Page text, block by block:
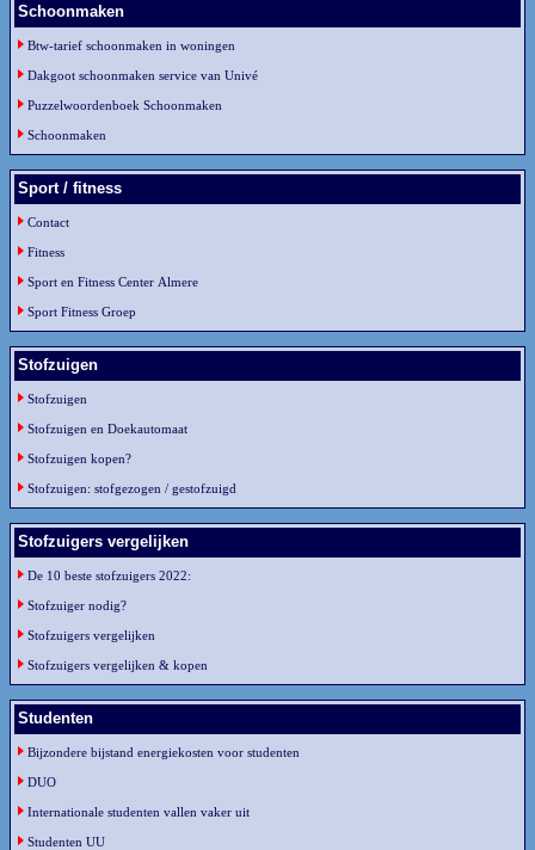
Schoonmaken
Btw-tarief schoonmaken in woningen
Dakgoot schoonmaken service van Univé
Puzzelwoordenboek Schoonmaken
Schoonmaken
Sport / fitness
Contact
Fitness
Sport en Fitness Center Almere
Sport Fitness Groep
Stofzuigen
Stofzuigen
Stofzuigen en Doekautomaat
Stofzuigen kopen?
Stofzuigen: stofgezogen / gestofzuigd
Stofzuigers vergelijken
De 10 beste stofzuigers 2022:
Stofzuiger nodig?
Stofzuigers vergelijken
Stofzuigers vergelijken & kopen
Studenten
Bijzondere bijstand energiekosten voor studenten
DUO
Internationale studenten vallen vaker uit
Studenten UU